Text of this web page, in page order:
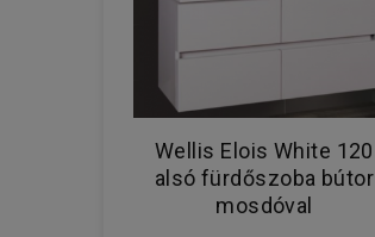
Wellis Elois White 120
alsó fürdőszoba bútor
mosdóval